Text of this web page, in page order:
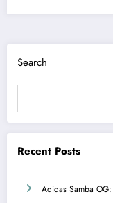
Search
Recent Posts
Adidas Samba